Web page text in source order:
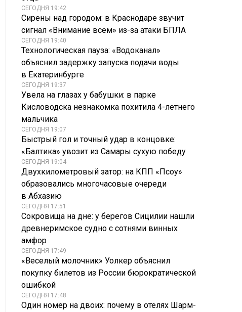
СЕГОДНЯ 19:42
Сирены над городом: в Краснодаре звучит
сигнал «Внимание всем» из-за атаки БПЛА
СЕГОДНЯ 19:40
Технологическая пауза: «Водоканал»
объяснил задержку запуска подачи воды
в Екатеринбурге
СЕГОДНЯ 19:37
Увела на глазах у бабушки: в парке
Кисловодска незнакомка похитила 4-летнего
мальчика
СЕГОДНЯ 19:07
Быстрый гол и точный удар в концовке:
«Балтика» увозит из Самары сухую победу
СЕГОДНЯ 19:04
Двухкилометровый затор: на КПП «Псоу»
образовались многочасовые очереди
в Абхазию
СЕГОДНЯ 17:51
Сокровища на дне: у берегов Сицилии нашли
древнеримское судно с сотнями винных
амфор
СЕГОДНЯ 17:49
«Веселый молочник» Уолкер объяснил
покупку билетов из России бюрократической
ошибкой
СЕГОДНЯ 17:48
Один номер на двоих: почему в отелях Шарм-